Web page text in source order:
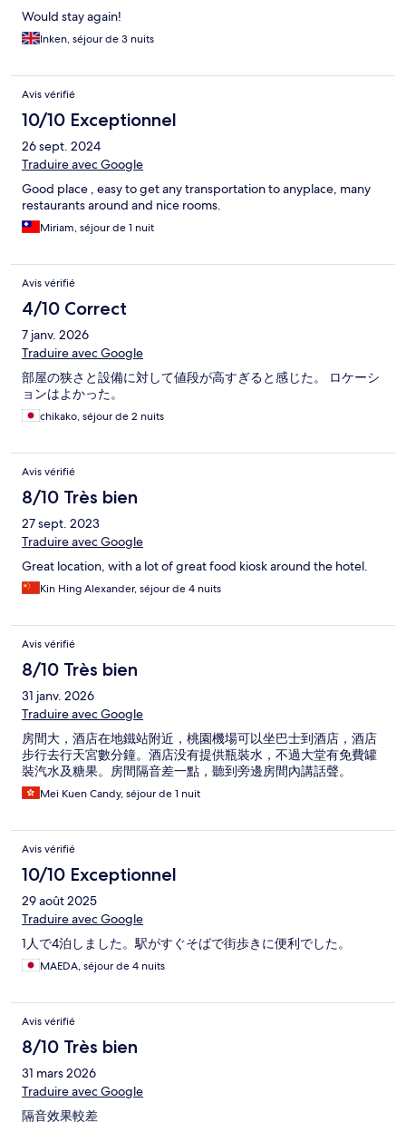
Would stay again!
Inken, séjour de 3 nuits
Avis vérifié
10/10 Exceptionnel
26 sept. 2024
Traduire avec Google
Good place , easy to get any transportation to anyplace, many
restaurants around and nice rooms.
Miriam, séjour de 1 nuit
Avis vérifié
4/10 Correct
7 janv. 2026
Traduire avec Google
部屋の狭さと設備に対して値段が高すぎると感じた。 ロケーシ
ョンはよかった。
chikako, séjour de 2 nuits
Avis vérifié
8/10 Très bien
27 sept. 2023
Traduire avec Google
Great location, with a lot of great food kiosk around the hotel.
Kin Hing Alexander, séjour de 4 nuits
Avis vérifié
8/10 Très bien
31 janv. 2026
Traduire avec Google
房間大，酒店在地鐵站附近，桃園機場可以坐巴士到酒店，酒店
步行去行天宮數分鐘。酒店没有提供瓶裝水，不過大堂有免費罐
裝汽水及糖果。房間隔音差一點，聽到旁邊房間內講話聲。
Mei Kuen Candy, séjour de 1 nuit
Avis vérifié
10/10 Exceptionnel
29 août 2025
Traduire avec Google
1人で4泊しました。駅がすぐそばで街歩きに便利でした。
MAEDA, séjour de 4 nuits
Avis vérifié
8/10 Très bien
31 mars 2026
Traduire avec Google
隔音效果較差